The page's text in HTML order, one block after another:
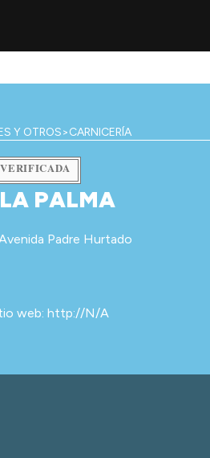
Y OTROS>CARNICERÍA
PALMA
Padre Hurtado
web: http://N/A